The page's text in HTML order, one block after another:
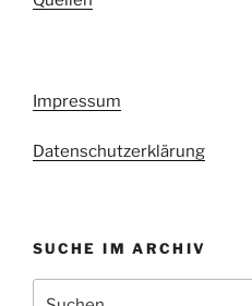
Impressum
Datenschutzerklärung
SUCHE IM ARCHIV